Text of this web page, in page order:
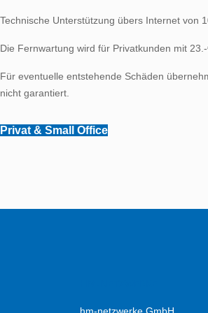
Technische Unterstützung übers Internet von
Die Fernwartung wird für Privatkunden mit
Für eventuelle entstehende Schäden
nicht garantiert.
Privat & Small Office